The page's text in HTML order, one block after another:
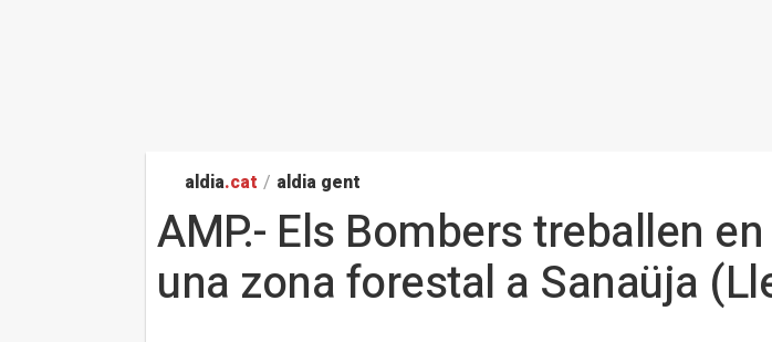
aldia.cat / aldia gent
AMP.- Els Bombers treballen
una zona forestal a Sanaüja